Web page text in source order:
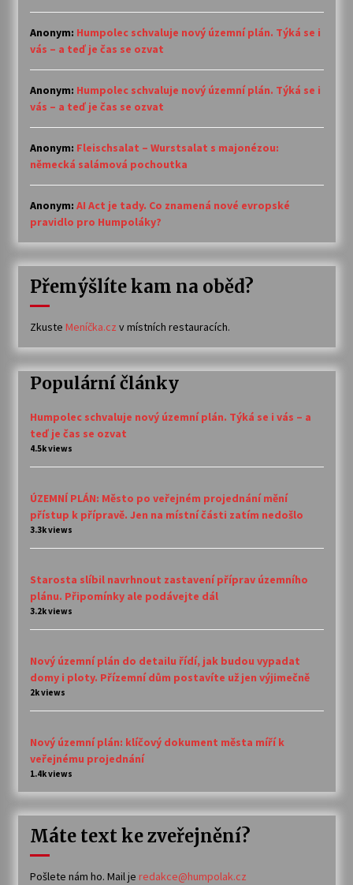
Anonym: Humpolec schvaluje nový územní plán. Týká se i
vás – a teď je čas se ozvat
Anonym: Humpolec schvaluje nový územní plán. Týká se i
vás – a teď je čas se ozvat
Anonym: Fleischsalat – Wurstsalat s majonézou:
německá salámová pochoutka
Anonym: AI Act je tady. Co znamená nové evropské
pravidlo pro Humpoláky?
Přemýšlíte kam na oběd?
Zkuste Meníčka.cz v místních restauracích.
Populární články
Humpolec schvaluje nový územní plán. Týká se i vás – a
teď je čas se ozvat
4.5k views
ÚZEMNÍ PLÁN: Město po veřejném projednání mění
přístup k přípravě. Jen na místní části zatím nedošlo
3.3k views
Starosta slíbil navrhnout zastavení příprav územního
plánu. Připomínky ale podávejte dál
3.2k views
Nový územní plán do detailu řídí, jak budou vypadat
domy i ploty. Přízemní dům postavíte už jen výjimečně
2k views
Nový územní plán: klíčový dokument města míří k
veřejnému projednání
1.4k views
Máte text ke zveřejnění?
Pošlete nám ho. Mail je redakce@humpolak.cz